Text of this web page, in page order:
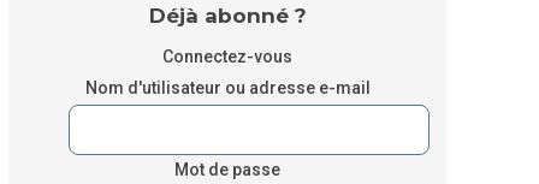
Déjà abonné ?
Connectez-vous
Nom d'utilisateur ou adresse e-mail
Mot de passe